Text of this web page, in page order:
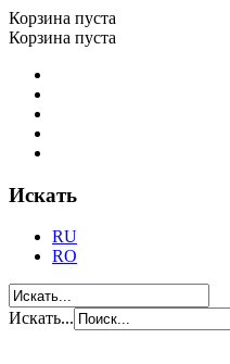
Корзина пуста
Корзина пуста
Искать
RU
RO
Искать...